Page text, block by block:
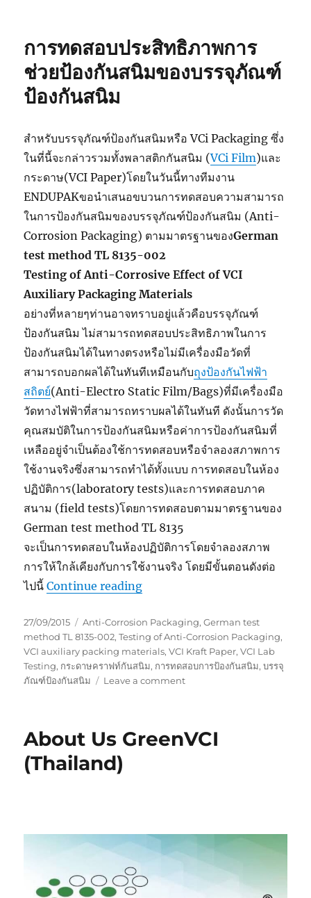
การทดสอบประสิทธิภาพการ
ช่วยป้องกันสนิมของบรรจุภัณฑ์
ป้องกันสนิม
สำหรับบรรจุภัณฑ์ป้องกันสนิมหรือ VCi Packaging ซึ่ง
ในที่นี้จะกล่าวรวมทั้งพลาสติกกันสนิม (VCi Film)และ
กระดาษ(VCI Paper)โดยในวันนี้ทางทีมงาน
ENDUPAKขอนำเสนอขบวนการทดสอบความสามารถ
ในการป้องกันสนิมของบรรจุภัณฑ์ป้องกันสนิม (Anti-
Corrosion Packaging) ตามมาตรฐานของGerman
test method TL 8135-002
Testing of Anti-Corrosive Effect of VCI
Auxiliary Packaging Materials
อย่างที่หลายๆท่านอาจทราบอยู่แล้วคือบรรจุภัณฑ์
ป้องกันสนิม ไม่สามารถทดสอบประสิทธิภาพในการ
ป้องกันสนิมได้ในทางตรงหรือไม่มีเครื่องมือวัดที่
สามารถบอกผลได้ในทันทีเหมือนกับถุงป้องกันไฟฟ้า
สถิตย์(Anti-Electro Static Film/Bags)ที่มีเครื่องมือ
วัดทางไฟฟ้าที่สามารถทราบผลได้ในทันที ดังนั้นการวัด
คุณสมบัติในการป้องกันสนิมหรือค่าการป้องกันสนิมที่
เหลืออยู่จำเป็นต้องใช้การทดสอบหรือจำลองสภาพการ
ใช้งานจริงซึ่งสามารถทำได้ทั้งแบบ การทดสอบในห้อง
ปฏิบัติการ(laboratory tests)และการทดสอบภาค
สนาม (field tests)โดยการทดสอบตามมาตรฐานของ
German test method TL 8135
จะเป็นการทดสอบในห้องปฏิบัติการโดยจำลองสภาพ
การให้ใกล้เคียงกับการใช้งานจริง โดยมีขั้นตอนดังต่อ
ไปนี้Continue reading“การทดสอบการป้องกันสนิม”
Posted
on
27/09/2015 Tags
Anti-Corrosion Packaging,German test
method TL 8135-002,Testing of Anti-Corrosion Packaging,
VCI auxiliary packing materials,VCI Kraft Paper,VCI Lab
Testing, กระดาษคราฟท์กันสนิม, การทดสอบการป้องกันสนิม,บรรจุ
ภัณฑ์ป้องกันสนิม
Leave a commenton
ป้องกัน
About Us GreenVCI
(Thailand)